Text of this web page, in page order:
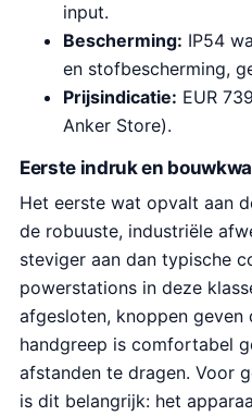
input.
Bescherming: IP54
en stofbescherming,
Prijsindicatie: EUR
Anker Store).
Eerste indruk en
Het eerste wat opvalt aan
de robuuste, industriële
steviger aan dan typische
powerstations in deze
afgesloten, knoppen
handgreep is comfortabel
afstanden te dragen. Voor
is dit belangrijk: het